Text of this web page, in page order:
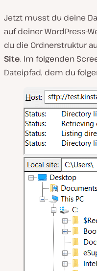
Jetzt musst du deine
auf deiner WordPress-
du die Ordnerstruktur
Site. Im folgenden
Dateipfad, dem du